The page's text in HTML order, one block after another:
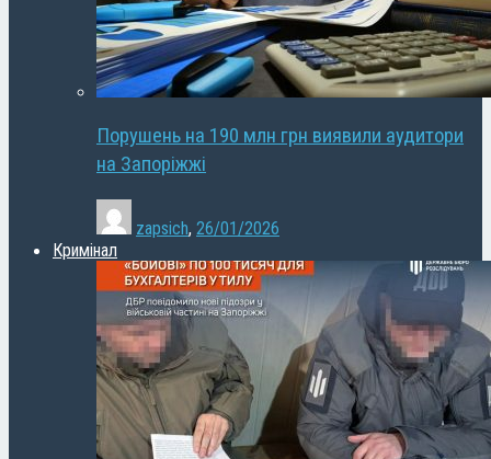
Порушень на 190 млн грн виявили аудитори
на Запоріжжі
zapsich, 26/01/2026
Кримінал